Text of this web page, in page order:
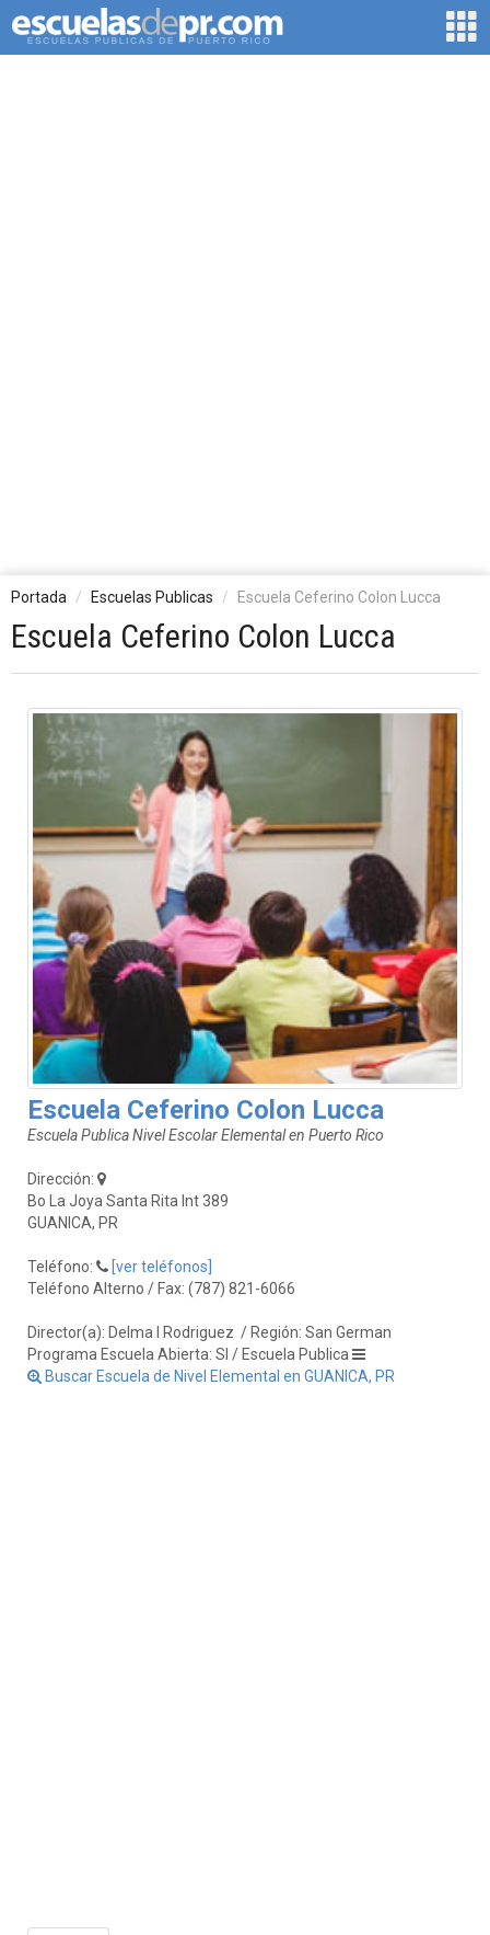
Portada Escuelas Publicas Escuela Ceferino Colon Lucca
Escuela Ceferino Colon Lucca
Escuela Ceferino Colon Lucca
Escuela Publica Nivel Escolar Elemental en Puerto Rico
Dirección:
Bo La Joya Santa Rita Int 389
GUANICA, PR
Teléfono:
[ver teléfonos]
Teléfono Alterno / Fax: (787) 821-6066
Director(a): Delma I Rodriguez / Región: San German
Programa Escuela Abierta: SI / Escuela Publica
Buscar Escuela de Nivel Elemental en GUANICA, PR